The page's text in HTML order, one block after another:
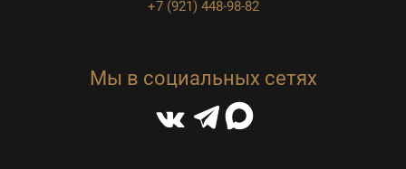
+7 (921) 448-98-82
Мы в социальных сетях